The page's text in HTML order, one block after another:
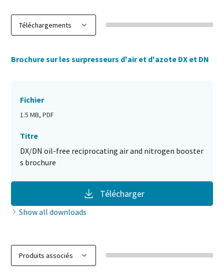
Brochure sur les surpresseurs d'air et d'azote DX et DN
Fichier
1.5 MB, PDF
Titre
DX/DN oil-free reciprocating air and nitrogen booster
s brochure
Télécharger
Show all downloads